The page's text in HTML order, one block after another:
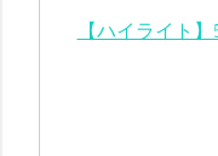
【ハイライト